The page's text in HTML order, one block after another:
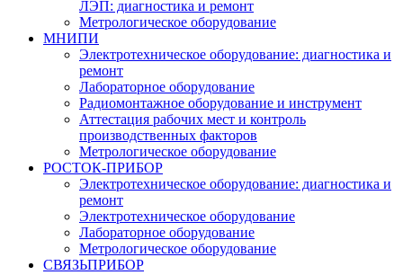
ЛЭП: диагностика и ремонт
Метрологическое оборудование
МНИПИ
Электротехническое оборудование: диагностика и
ремонт
Лабораторное оборудование
Радиомонтажное оборудование и инструмент
Аттестация рабочих мест и контроль
производственных факторов
Метрологическое оборудование
РОСТОК-ПРИБОР
Электротехническое оборудование: диагностика и
ремонт
Электротехническое оборудование
Лабораторное оборудование
Метрологическое оборудование
СВЯЗЬПРИБОР